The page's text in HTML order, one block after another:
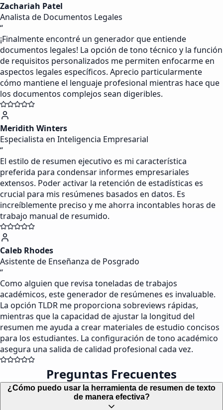
Zachariah Patel
Analista de Documentos Legales
“
¡Finalmente encontré un generador que entiende
documentos legales! La opción de tono técnico y la función
de requisitos personalizados me permiten enfocarme en
aspectos legales específicos. Aprecio particularmente
cómo mantiene el lenguaje profesional mientras hace que
los documentos complejos sean digeribles.
Meridith Winters
Especialista en Inteligencia Empresarial
“
El estilo de resumen ejecutivo es mi característica
preferida para condensar informes empresariales
extensos. Poder activar la retención de estadísticas es
crucial para mis resúmenes basados en datos. Es
increíblemente preciso y me ahorra incontables horas de
trabajo manual de resumido.
Caleb Rhodes
Asistente de Enseñanza de Posgrado
“
Como alguien que revisa toneladas de trabajos
académicos, este generador de resúmenes es invaluable.
La opción TLDR me proporciona sobreviews rápidas,
mientras que la capacidad de ajustar la longitud del
resumen me ayuda a crear materiales de estudio concisos
para los estudiantes. La configuración de tono académico
asegura una salida de calidad profesional cada vez.
Preguntas Frecuentes
¿Cómo puedo usar la herramienta de resumen de texto
de manera efectiva?